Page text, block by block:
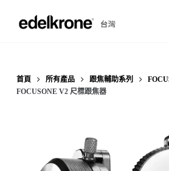
至
內
容
首頁 所有產品 跟焦輔助系列
FOCUSONE V2 尺標跟焦器